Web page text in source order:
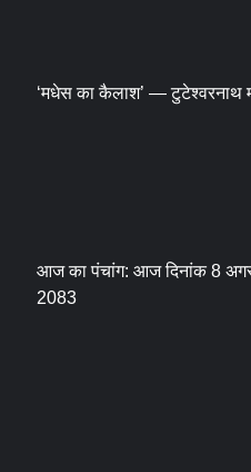
‘मधेस का कैलाश’ — टुटेश्वरनाथ
आज का पंचांग: आज दिनांक 8
2083